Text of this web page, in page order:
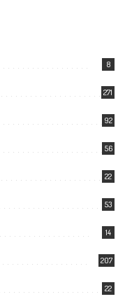
8
271
92
56
22
53
14
207
22